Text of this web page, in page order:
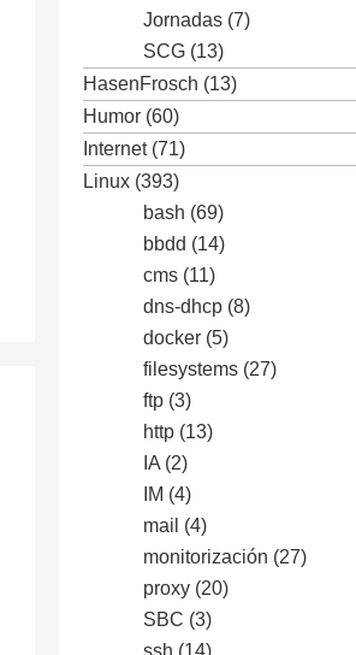
Jornadas (7)
SCG (13)
HasenFrosch (13)
Humor (60)
Internet(71)
Linux (393)
bash (69)
bbdd (14)
cms (11)
dns-dhcp (8)
docker (5)
filesystems (27)
ftp (3)
http (13)
IA (2)
IM (4)
mail (4)
monitorización (27)
proxy (20)
SBC (3)
ssh (14)